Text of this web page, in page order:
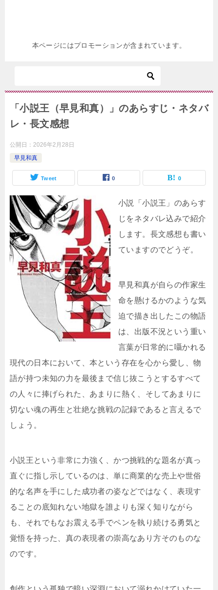
本ページにはプロモーションが含まれています。
「小説王（早見和真）」のあらすじ・ネタバ
レ・長文感想
公開日： 2026年2月28日
早見和真
Tweet 0 0
小説「小説王」のあらす
じをネタバレ込みで紹介
します。長文感想も書い
ていますのでどうぞ。
早見和真が自らの作家生
命を懸けるかのような気
迫で描き出したこの物語
は、出版不況という重い
言葉が日常的に囁かれる
現代の日本において、本という存在を心から愛し、物
語が持つ未知の力を最後まで信じ抜こうとするすべて
の人々に捧げられた、あまりに熱く、そしてあまりに
切ない魂の再生と壮絶な挑戦の記録であると言えるで
しょう。
小説王という非常に力強く、かつ挑戦的な題名が真っ
直ぐに指し示しているのは、単に商業的な売上や世俗
的な名声を手にした成功者の姿などではなく、表現す
ることの底知れない地獄を誰よりも深く知りながら
も、それでもなお震える手でペンを執り続ける勇気と
覚悟を持った、真の表現者の崇高なあり方そのものな
のです。